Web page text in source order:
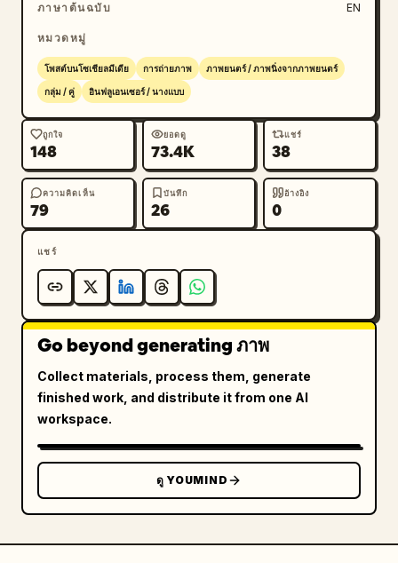
ภาษาต้นฉบับ EN
หมวดหมู่
โพสต์บนโซเชียลมีเดีย การถ่ายภาพ ภาพยนตร์ / ภาพนิ่งจากภาพยนตร์
กลุ่ม / คู่ อินฟลูเอนเซอร์ / นางแบบ
ถูกใจ
148
ยอดดู
73.4K
แชร์
38
ความคิดเห็น
79
บันทึก
26
อ้างอิง
0
แชร์
Go beyond generating ภาพ
Collect materials, process them, generate
finished work, and distribute it from one AI
workspace.
ดู YOUMIND